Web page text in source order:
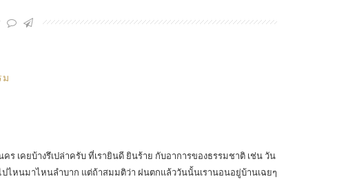
เคยบ้างรึเปล่าครับ ที่เรายินดี ยินร้าย กับอาการของธรรมชาติ เช่น วัน
ไหนมาไหนลำบาก แต่ถ้าสมมติว่า ฝนตกแล้ววันนั้นเรานอนอยู่บ้านเฉยๆ